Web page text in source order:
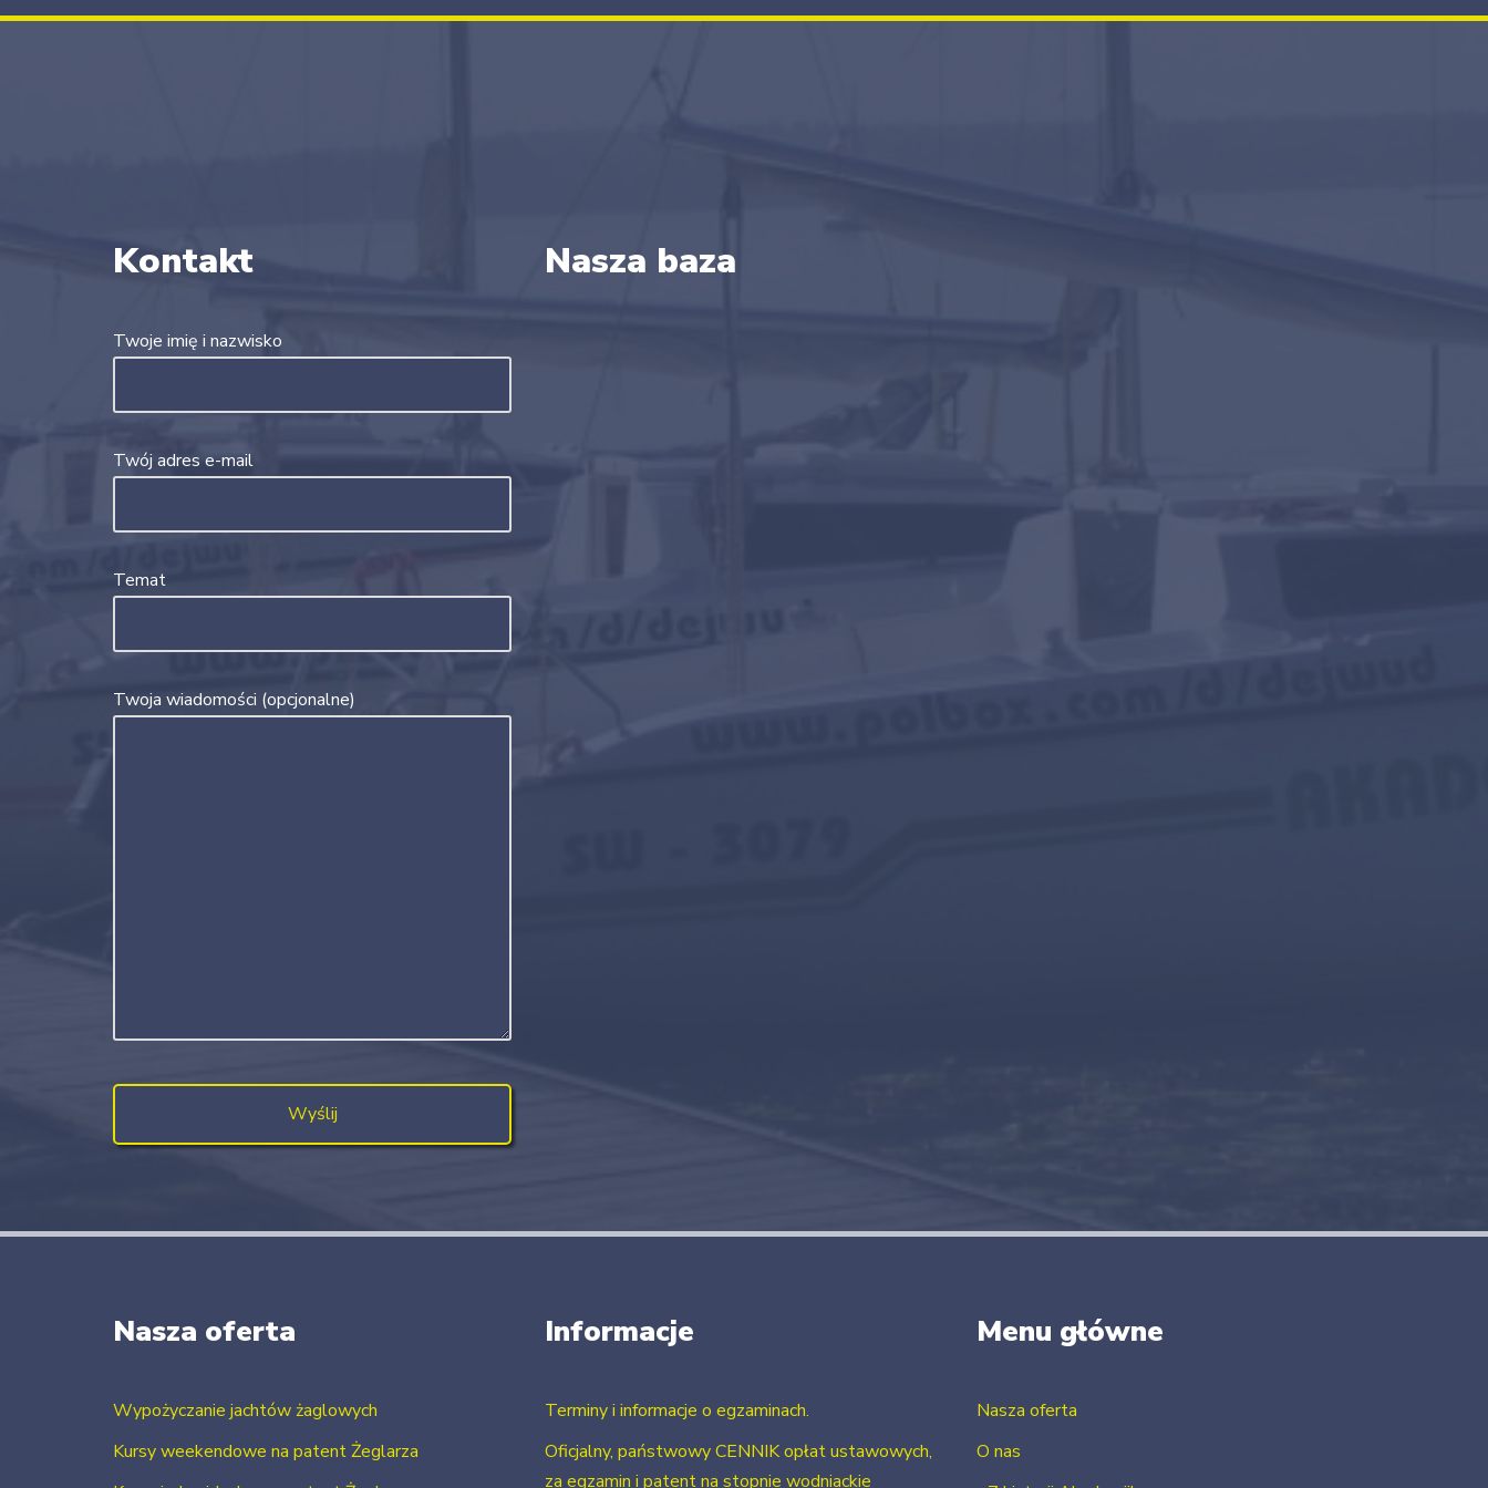
Kontakt
Twoje imię i nazwisko
Twój adres e-mail
Temat
Twoja wiadomości (opcjonalne)
Nasza baza
Nasza oferta
Wypożyczanie jachtów żaglowych
Kursy weekendowe na patent Żeglarza
Informacje
Terminy i informacje o egzaminach.
Oficjalny, państwowy CENNIK opłat ustawowych,
za egzamin i patent na stopnie wodniackie
Menu główne
Nasza oferta
O nas